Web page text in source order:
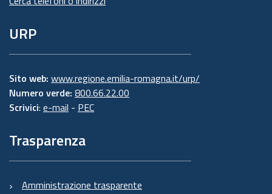
URP
Sito web: www.regione.emilia-romagna.it/urp/
Numero verde: 800.66.22.00
Scrivici: e-mail - PEC
Trasparenza
Amministrazione trasparente